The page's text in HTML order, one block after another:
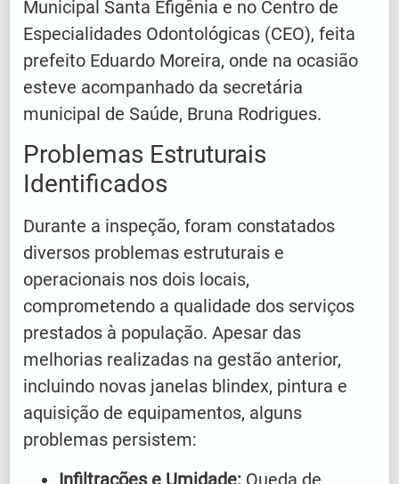
Municipal Santa Efigênia e no Centro de
Especialidades Odontológicas (CEO), feita
prefeito Eduardo Moreira, onde na ocasião
esteve acompanhado da secretária
municipal de Saúde, Bruna Rodrigues.
Problemas Estruturais
Identificados
Durante a inspeção, foram constatados
diversos problemas estruturais e
operacionais nos dois locais,
comprometendo a qualidade dos serviços
prestados à população. Apesar das
melhorias realizadas na gestão anterior,
incluindo novas janelas blindex, pintura e
aquisição de equipamentos, alguns
problemas persistem:
Infiltrações e Umidade: Queda de